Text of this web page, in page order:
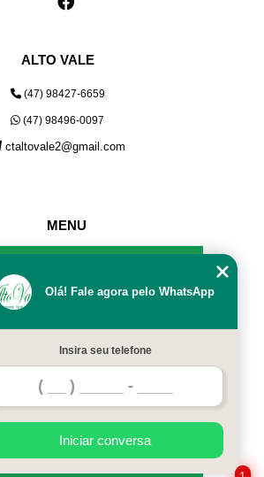
ALTO VALE
(47) 98427-6659
(47) 98496-0097
ctaltovale2@gmail.com
MENU
SERVIÇOS
MAPA DO SITE
Olá! Fale agora pelo WhatsApp
Insira seu telefone
Iniciar conversa